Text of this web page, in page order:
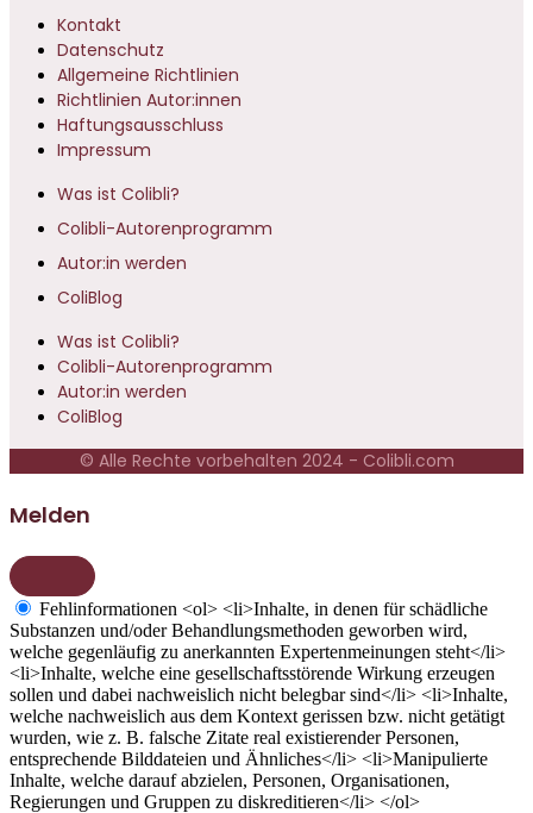
Kontakt
Datenschutz
Allgemeine Richtlinien
Richtlinien Autor:innen
Haftungsausschluss
Impressum
Was ist Colibli?
Colibli-Autorenprogramm
Autor:in werden
ColiBlog
Was ist Colibli?
Colibli-Autorenprogramm
Autor:in werden
ColiBlog
© Alle Rechte vorbehalten 2024 - Colibli.com
Melden
Fehlinformationen <ol> <li>Inhalte, in denen für schädliche
Substanzen und/oder Behandlungsmethoden geworben wird,
welche gegenläufig zu anerkannten Expertenmeinungen steht</li>
<li>Inhalte, welche eine gesellschaftsstörende Wirkung erzeugen
sollen und dabei nachweislich nicht belegbar sind</li> <li>Inhalte,
welche nachweislich aus dem Kontext gerissen bzw. nicht getätigt
wurden, wie z. B. falsche Zitate real existierender Personen,
entsprechende Bilddateien und Ähnliches</li> <li>Manipulierte
Inhalte, welche darauf abzielen, Personen, Organisationen,
Regierungen und Gruppen zu diskreditieren</li> </ol>